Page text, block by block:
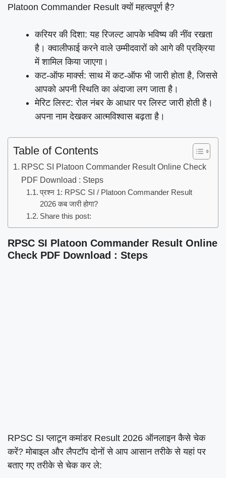
Platoon Commander Result क्यों महत्वपूर्ण है?
करियर की दिशा: यह रिजल्ट आपके भविष्य की नींव रखता
है। क्वालीफाई करने वाले उम्मीदवारों को आगे की प्रक्रिया
में शामिल किया जाएगा।
कट-ऑफ मार्क्स: साथ में कट-ऑफ भी जारी होता है, जिससे
आपको अपनी स्थिति का अंदाजा लग जाता है।
मेरिट लिस्ट: रोल नंबर के आधार पर लिस्ट जारी होती है।
अपना नाम देखकर आत्मविश्वास बढ़ता है।
Table of Contents
RPSC SI Platoon Commander Result Online Check
PDF Download : Steps
प्रश्न 1: RPSC SI / Platoon Commander Result
2026 कब जारी होगा?
Share this post:
RPSC SI Platoon Commander Result Online
Check PDF Download : Steps
RPSC SI प्लाटून कमांडर Result 2026 ऑनलाइन कैसे चेक
करें? मोबाइल और लैपटॉप दोनों से आप आसान तरीके से यहां पर
बताए गए तरीके से चेक कर ले: